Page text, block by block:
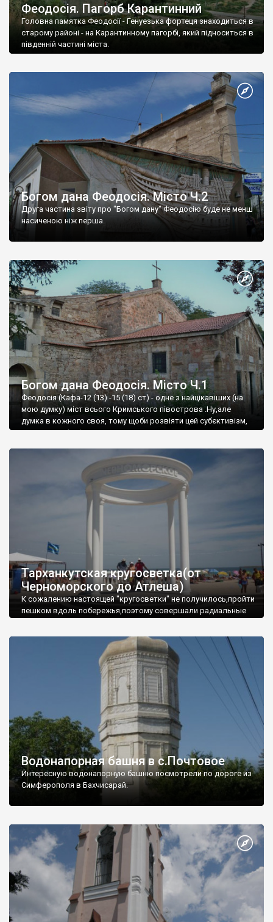
Феодосія. Пагорб Карантинний
Головна памятка Феодосії - Генуезька фортеця знаходиться в
старому районі - на Карантинному пагорбі, який підноситься в
південній частині міста.
Богом дана Феодосія. Місто Ч.2
Друга частина звіту про "Богом дану" Феодосію буде не менш
насиченою ніж перша.
Богом дана Феодосія. Місто Ч.1
Феодосія (Кафа-12 (13) -15 (18) ст) - одне з найцікавіших (на
мою думку) міст всього Кримського півострова .Ну,але
думка в кожного своя, тому щоби розвіяти цей субєктивізм,
запрошую відвідати це
Тарханкутская кругосветка(от
Черноморского до Атлеша)
К сожалению настоящей "кругосветки" не получилось,пройти
пешком вдоль побережья,поэтому совершали радиальные
Водонапорная башня в с.Почтовое
Интересную водонапорную башню посмотрели по дороге из
Симферополя в Бахчисарай.